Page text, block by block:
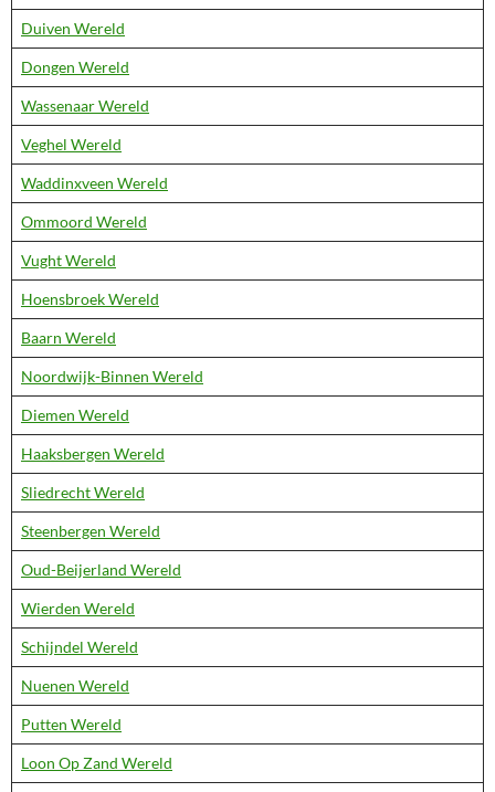
Duiven Wereld
Dongen Wereld
Wassenaar Wereld
Veghel Wereld
Waddinxveen Wereld
Ommoord Wereld
Vught Wereld
Hoensbroek Wereld
Baarn Wereld
Noordwijk-Binnen Wereld
Diemen Wereld
Haaksbergen Wereld
Sliedrecht Wereld
Steenbergen Wereld
Oud-Beijerland Wereld
Wierden Wereld
Schijndel Wereld
Nuenen Wereld
Putten Wereld
Loon Op Zand Wereld